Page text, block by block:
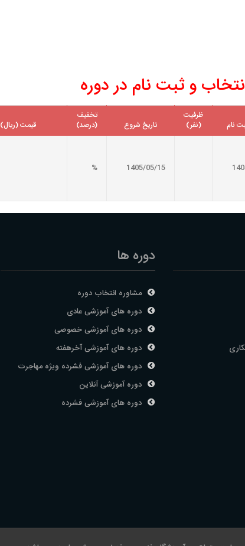
و ثبت نام در دوره
نام
ظرفیت
(نفر)
تاریخ شروع
تخفیف
(درصد)
قیمت (ریال)
1405/05/15
%
دوره ها
مشاوره انتخاب دوره
دوره های آموزشی عادی
دوره های آموزشی خصوصی
دوره های آموزشی آخرهفته
دوره های آموزشی فشرده ویژه مهاجرت
دوره آموزشی آنلاین
دوره های آموزشی فشرده